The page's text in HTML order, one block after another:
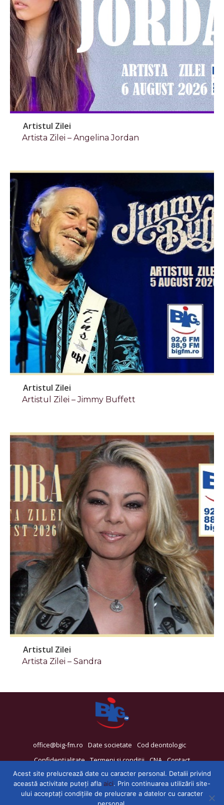
Artistul Zilei
Artista Zilei – Angelina Jordan
Artistul Zilei
Artistul Zilei – Jimmy Buffett
Artistul Zilei
Artista Zilei – Sandra
office@big-fm.ro Date societate
Cod deontologic
Confidențialitate Termeni și condiții CNA Contact
Acest site prelucrează date cu caracter personal. Detalii privind
această activitate puteți afla aici. Prin continuarea utilizării site-
ului acceptați condițiile de prelucrare a datelor cu caracter